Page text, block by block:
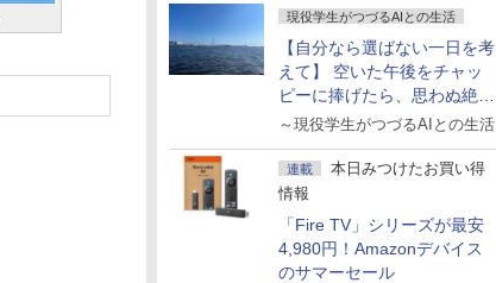
現役学生がつづるAIとの生活
【自分なら選ばない一日を考
えて】 空いた午後をチャッ
ピーに捧げたら、思わぬ絶景
に出会った話
～現役学生がつづるAIとの生活
連載
本日みつけたお買い得
情報
「Fire TV」シリーズが最安
4,980円！Amazonデバイス
のサマーセール